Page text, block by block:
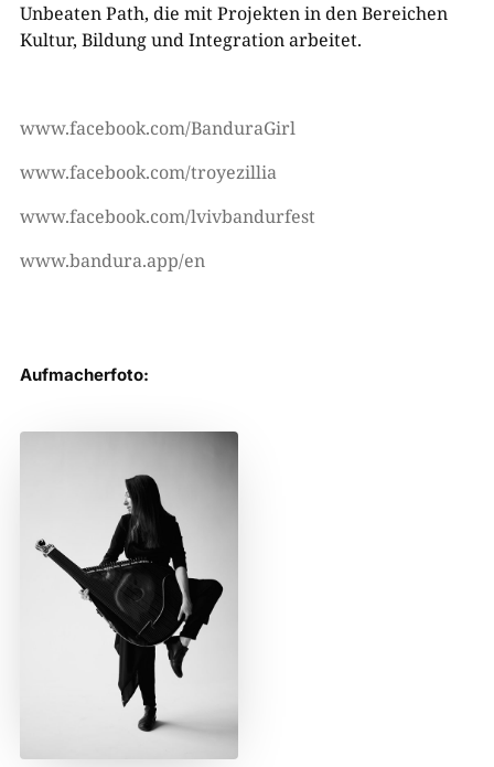
Unbeaten Path, die mit Projekten in den Bereichen
Kultur, Bildung und Integration arbeitet.
www.facebook.com/BanduraGirl
www.facebook.com/troyezillia
www.facebook.com/lvivbandurfest
www.bandura.app/en
Aufmacherfoto: